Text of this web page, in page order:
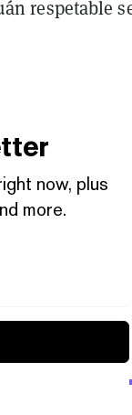
respetable
now, plus
more.